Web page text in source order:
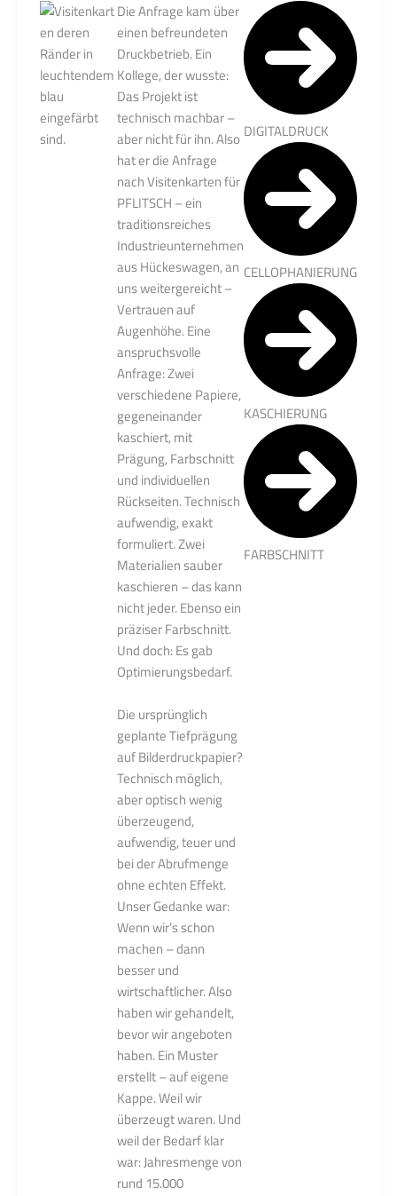
Die Anfrage kam über
einen befreundeten
Druckbetrieb. Ein
Kollege, der wusste:
Das Projekt ist
technisch machbar –
aber nicht für ihn. Also
hat er die Anfrage
nach Visitenkarten für
PFLITSCH – ein
traditionsreiches
Industrieunternehmen
aus Hückeswagen, an
uns weitergereicht –
Vertrauen auf
Augenhöhe. Eine
anspruchsvolle
Anfrage: Zwei
verschiedene Papiere,
gegeneinander
kaschiert, mit
Prägung, Farbschnitt
und individuellen
Rückseiten. Technisch
aufwendig, exakt
formuliert. Zwei
Materialien sauber
kaschieren – das kann
nicht jeder. Ebenso ein
präziser Farbschnitt.
Und doch: Es gab
Optimierungsbedarf.
Die ursprünglich
geplante Tiefprägung
auf Bilderdruckpapier?
Technisch möglich,
aber optisch wenig
überzeugend,
aufwendig, teuer und
bei der Abrufmenge
ohne echten Effekt.
Unser Gedanke war:
Wenn wir’s schon
machen – dann
besser und
wirtschaftlicher. Also
haben wir gehandelt,
bevor wir angeboten
haben. Ein Muster
erstellt – auf eigene
Kappe. Weil wir
überzeugt waren. Und
weil der Bedarf klar
war: Jahresmenge von
rund 15.000
DIGITALDRUCK
CELLOPHANIERUNG
KASCHIERUNG
FARBSCHNITT